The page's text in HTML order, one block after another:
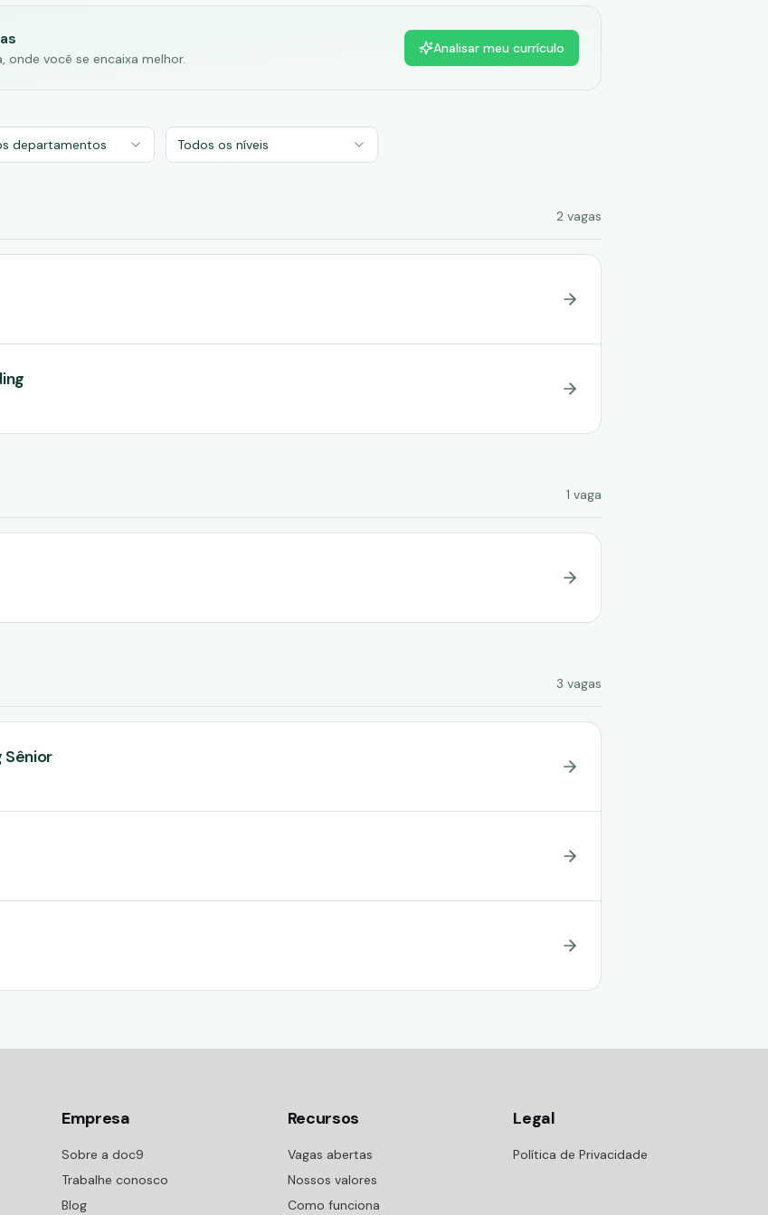
onde você se encaixa melhor.
Analisar meu currículo
departamentos Todos os níveis
2 vagas
1 vaga
3 vagas
Sênior
Empresa
Sobre a doc9
Trabalhe conosco
Blog
Recursos
Vagas abertas
Nossos valores
Como funciona
Legal
Política de Privacidade